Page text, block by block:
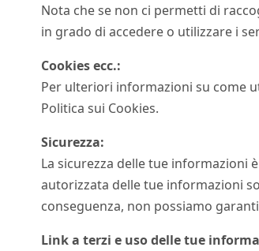
Nota che se non ci permetti di
in grado di accedere o utilizzare i
Cookies ecc.:
Per ulteriori informazioni su come
Politica sui Cookies.
Sicurezza:
La sicurezza delle tue informazioni
autorizzata delle tue informazioni
conseguenza, non possiamo
Link a terzi e uso delle tue